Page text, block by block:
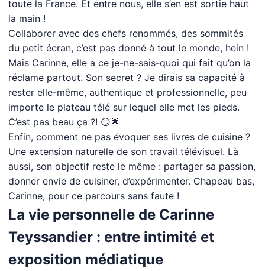
toute la France. Et entre nous, elle s’en est sortie haut
la main !
Collaborer avec des chefs renommés, des sommités
du petit écran, c’est pas donné à tout le monde, hein !
Mais Carinne, elle a ce je-ne-sais-quoi qui fait qu’on la
réclame partout. Son secret ? Je dirais sa capacité à
rester elle-même, authentique et professionnelle, peu
importe le plateau télé sur lequel elle met les pieds.
C’est pas beau ça ?! 😏🌟
Enfin, comment ne pas évoquer ses livres de cuisine ?
Une extension naturelle de son travail télévisuel. Là
aussi, son objectif reste le même : partager sa passion,
donner envie de cuisiner, d’expérimenter. Chapeau bas,
Carinne, pour ce parcours sans faute !
La vie personnelle de Carinne
Teyssandier : entre intimité et
exposition médiatique